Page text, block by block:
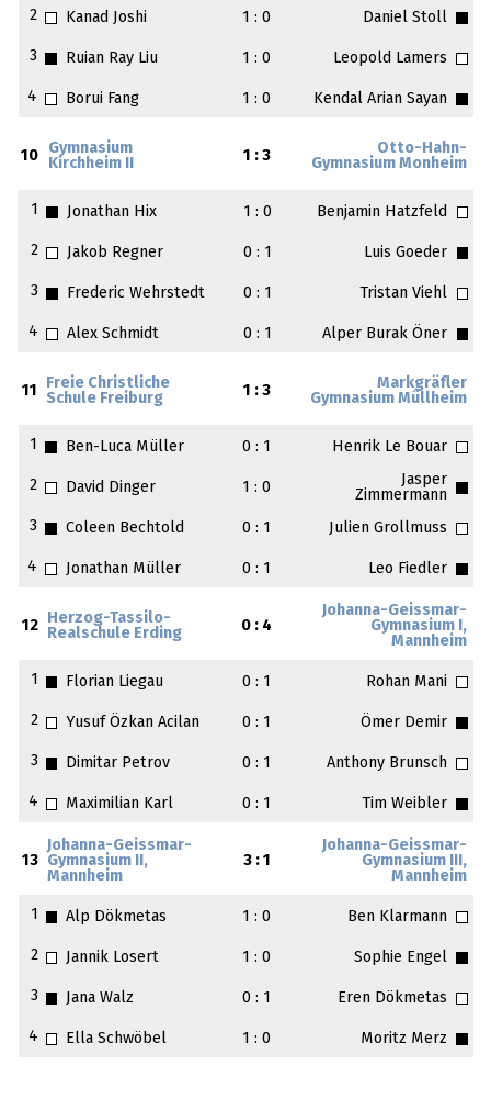
2 Kanad Joshi 1 : 0 Daniel Stoll
3 Ruian Ray Liu 1 : 0 Leopold Lamers
4 Borui Fang 1 : 0 Kendal Arian Sayan
10
Gymnasium
Kirchheim II
1 : 3
Otto-Hahn-
Gymnasium Monheim
1 Jonathan Hix 1 : 0 Benjamin Hatzfeld
2 Jakob Regner 0 : 1 Luis Goeder
3 Frederic Wehrstedt 0 : 1 Tristan Viehl
4 Alex Schmidt 0 : 1 Alper Burak Öner
11
Freie Christliche
Schule Freiburg
1 : 3
Markgräfler
Gymnasium Müllheim
1 Ben-Luca Müller 0 : 1 Henrik Le Bouar
2 David Dinger 1 : 0
Jasper
Zimmermann
3
Coleen Bechtold 0 : 1 Julien Grollmuss
4 Jonathan Müller 0 : 1 Leo Fiedler
12
Herzog-Tassilo-
Realschule Erding
0 : 4
Johanna-Geissmar-
Gymnasium I,
Mannheim
1 Florian Liegau 0 : 1 Rohan Mani
2 Yusuf Özkan Acilan 0 : 1 Ömer Demir
3 Dimitar Petrov 0 : 1 Anthony Brunsch
4 Maximilian Karl 0 : 1 Tim Weibler
13
Johanna-Geissmar-
Gymnasium II,
Mannheim
3 : 1
Johanna-Geissmar-
Gymnasium III,
Mannheim
1 Alp Dökmetas 1 : 0 Ben Klarmann
2 Jannik Losert 1 : 0 Sophie Engel
3 Jana Walz 0 : 1 Eren Dökmetas
4 Ella Schwöbel 1 : 0 Moritz Merz